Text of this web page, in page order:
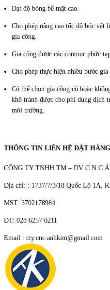
Đạt độ bóng bề mặt cao.
Cho phép nâng cao tốc độ bóc vật
gia công.
Gia công được các contour phức
Cho phép thực hiện nhiều bước
Có thể chọn gia công có hoặc
khô tránh được cho phí dung dịch
môi trường.
THÔNG TIN LIÊN HỆ ĐẶT HÀNG
CÔNG TY TNHH TM – DV C.N.C
Địa chỉ: : 1737/7/3/18 Quốc Lộ 1A,
MST: 3702178984
ĐT: 028 6257 0211
Email : cty.cnc.anhkim@gmail.com